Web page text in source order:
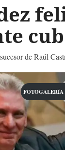
de Raúl
FOTOGALERÍA